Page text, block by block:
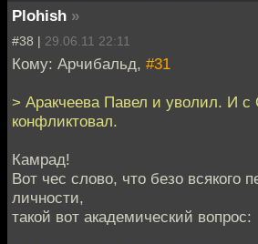
Plohish »
#38 | 29.06.11 22:11
Кому: Арчибальд, #31
> Аракчеева Павел и уволил. И
конфликтовал.
Камрад!
Вот чес слово, что безо всякого
личности,
такой вот академический вопрос: